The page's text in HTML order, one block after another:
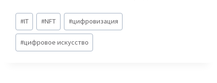
Метки
записи:
#IT #NFT #цифровизация
#цифровое искусство